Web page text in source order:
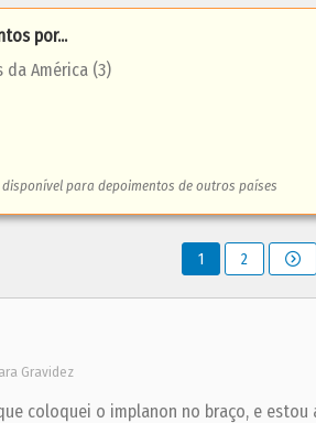
por...
da América (3)
para depoimentos de outros países
1 2
Gravidez
coloquei o implanon no braço, e estou